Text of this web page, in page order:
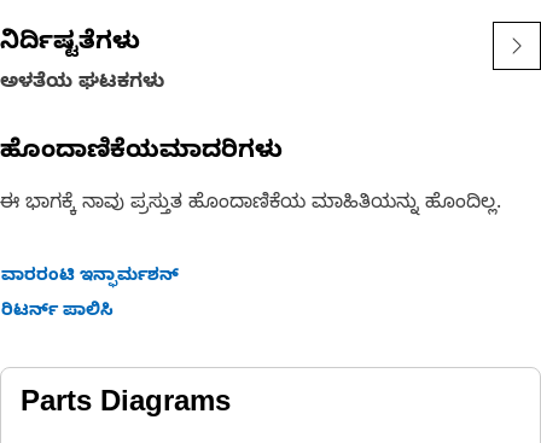
ನಿರ್ದಿಷ್ಟತೆಗಳು
ಅಳತೆಯ ಘಟಕಗಳು
ಹೊಂದಾಣಿಕೆಯಮಾದರಿಗಳು
ಈ ಭಾಗಕ್ಕೆ ನಾವು ಪ್ರಸ್ತುತ ಹೊಂದಾಣಿಕೆಯ ಮಾಹಿತಿಯನ್ನು ಹೊಂದಿಲ್ಲ.
ವಾರರಂಟಿ ಇನ್ಫಾರ್ಮಶನ್
ರಿಟರ್ನ್ ಪಾಲಿಸಿ
Parts Diagrams